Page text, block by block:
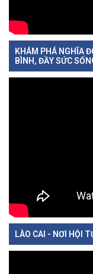
KHÁM PHÁ NGHĨA
BÌNH, ĐẦY SỨC
LÀO CAI - NƠI HỘI